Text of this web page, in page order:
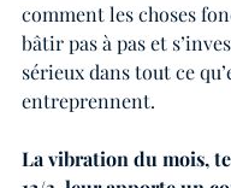
comment les choses
bâtir pas à pas et
sérieux dans tout ce
entreprennent.
La vibration du mois,